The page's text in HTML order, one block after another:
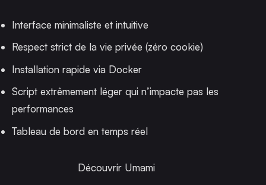
Interface minimaliste et intuitive
Respect strict de la vie privée (zéro cookie)
Installation rapide via Docker
Script extrêmement léger qui n’impacte pas les
performances
Tableau de bord en temps réel
Découvrir Umami